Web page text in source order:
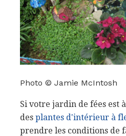
Photo © Jamie McIntosh
Si votre jardin de fées est
des plantes d'intérieur à
prendre les conditions de